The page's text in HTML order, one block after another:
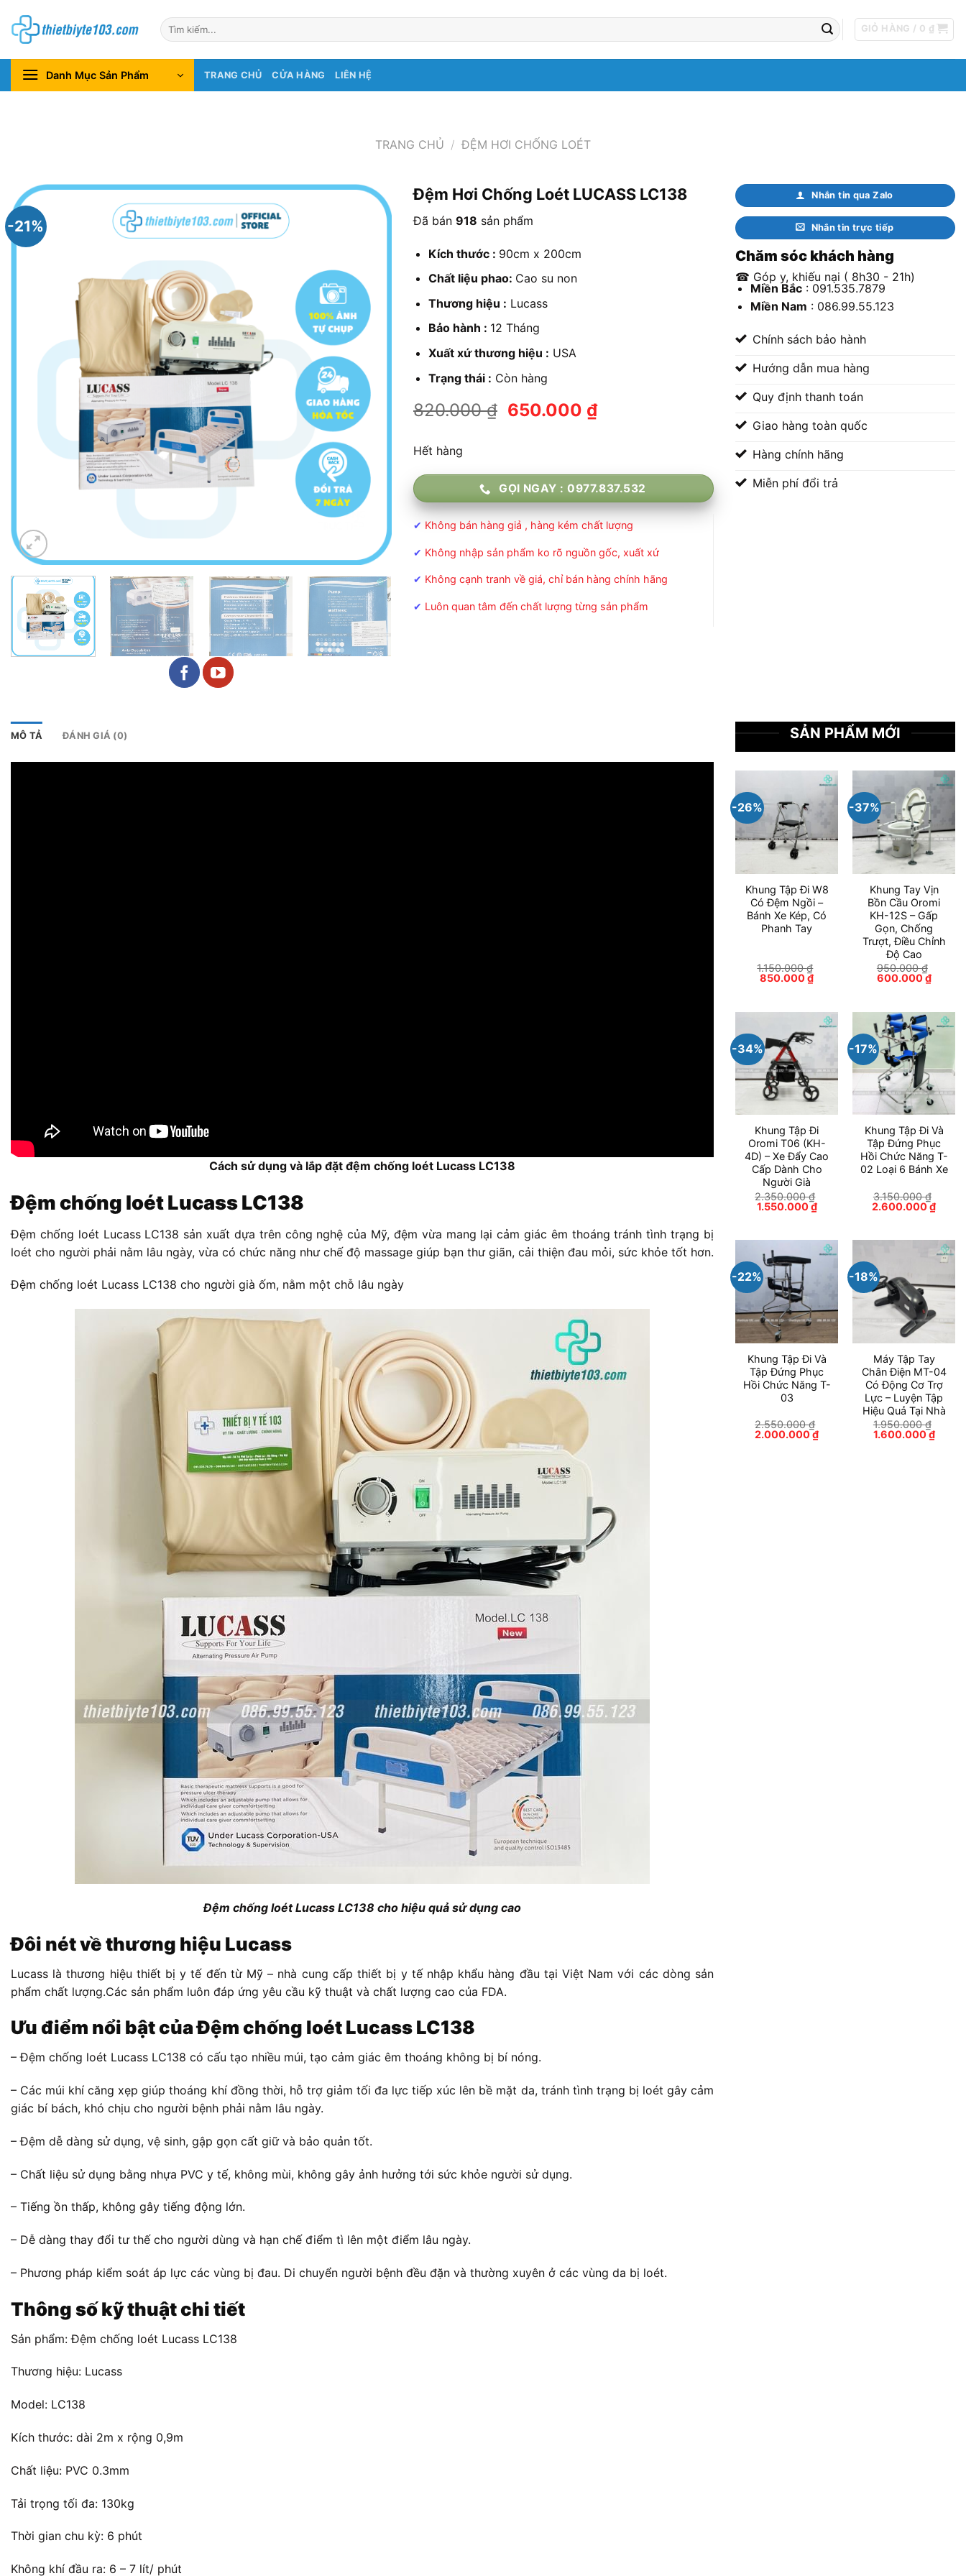
đến
dung
Tìm
kiếm:
GIỎ HÀNG / 0 ₫
Danh Mục Sản Phẩm TRANG CHỦ CỬA HÀNG LIÊN HỆ
TRANG CHỦ / ĐỆM HƠI CHỐNG LOÉT
-21%
Đệm Hơi Chống Loét LUCASS LC138
Đã bán 918 sản phẩm
Kích thước : 90cm x 200cm
Chất liệu phao: Cao su non
Thương hiệu : Lucass
Bảo hành : 12 Tháng
Xuất xứ thương hiệu : USA
Trạng thái : Còn hàng
820.000₫ Giá
650.000 ₫Giá
650.000 ₫.
Hết hàng
GỌI NGAY : 0977.837.532
✔ Không bán hàng giả , hàng kém chất lượng
✔ Không nhập sản phẩm ko rõ nguồn gốc, xuất xứ
✔ Không cạnh tranh về giá, chỉ bán hàng chính hãng
✔ Luôn quan tâm đến chất lượng từng sản phẩm
Nhắn tin qua Zalo
Nhắn tin trực tiếp
Chăm sóc khách hàng
☎ Góp y, khiếu nại ( 8h30 - 21h)
Miền Bắc: 091.535.7879
Miền Nam : 086.99.55.123
Chính sách bảo hành
Hướng dẫn mua hàng
Quy định thanh toán
Giao hàng toàn quốc
Hàng chính hãng
Miễn phí đổi trả
MÔ TẢ ĐÁNH GIÁ (0)
Cách sử dụng và lắp đặt đệm chống loét Lucass LC138
Đệm chống loét Lucass LC138
Đệm chống loét Lucass LC138 sản xuất dựa trên công nghệ của Mỹ, đệm vừa mang lại cảm giác êm thoáng tránh tình trạng bị
loét cho người phải nằm lâu ngày, vừa có chức năng như chế độ massage giúp bạn thư giãn, cải thiện đau mỏi, sức khỏe tốt hơn.
Đệm chống loét Lucass LC138 cho người già ốm, nằm một chỗ lâu ngày
Đệm chống loét Lucass LC138 cho hiệu quả sử dụng cao
Đôi nét về thương hiệu Lucass
Lucass là thương hiệu thiết bị y tế đến từ Mỹ – nhà cung cấp thiết bị y tế nhập khẩu hàng đầu tại Việt Nam với các dòng sản
phẩm chất lượng.Các sản phẩm luôn đáp ứng yêu cầu kỹ thuật và chất lượng cao của FDA.
Ưu điểm nổi bật của Đệm chống loét Lucass LC138
– Đệm chống loét Lucass LC138 có cấu tạo nhiều múi, tạo cảm giác êm thoáng không bị bí nóng.
– Các múi khí căng xẹp giúp thoáng khí đồng thời, hỗ trợ giảm tối đa lực tiếp xúc lên bề mặt da, tránh tình trạng bị loét gây cảm
giác bí bách, khó chịu cho người bệnh phải nằm lâu ngày.
– Đệm dễ dàng sử dụng, vệ sinh, gập gọn cất giữ và bảo quản tốt.
– Chất liệu sử dụng bằng nhựa PVC y tế, không mùi, không gây ảnh hưởng tới sức khỏe người sử dụng.
– Tiếng ồn thấp, không gây tiếng động lớn.
– Dễ dàng thay đổi tư thế cho người dùng và hạn chế điểm tì lên một điểm lâu ngày.
– Phương pháp kiểm soát áp lực các vùng bị đau. Di chuyển người bệnh đều đặn và thường xuyên ở các vùng da bị loét.
Thông số kỹ thuật chi tiết
Sản phẩm: Đệm chống loét Lucass LC138
Thương hiệu: Lucass
Model: LC138
Kích thước: dài 2m x rộng 0,9m
Chất liệu: PVC 0.3mm
Tải trọng tối đa: 130kg
Thời gian chu kỳ: 6 phút
Không khí đầu ra: 6 – 7 lít/ phút
SẢN PHẨM MỚI
-26%
Khung Tập Đi W8
Có Đệm Ngồi –
Bánh Xe Kép, Có
Phanh Tay
1.150.000₫
Giá
850.000₫Giá
850.000 ₫.
-37%
Khung Tay Vịn
Bồn Cầu Oromi
KH-12S – Gấp
Gọn, Chống
Trượt, Điều Chỉnh
Độ Cao
950.000₫
Giá
600.000₫Giá
hiện
-34%
Khung Tập Đi
Oromi T06 (KH-
4D) – Xe Đẩy Cao
Cấp Dành Cho
Người Già
2.350.000₫
Giá
1.550.000₫Giá
hiện
1.550.000 ₫.
-17%
Khung Tập Đi Và
Tập Đứng Phục
Hồi Chức Năng T-
02 Loại 6 Bánh Xe
3.150.000₫
Giá
2.600.000₫Giá
-22%
Khung Tập Đi Và
Tập Đứng Phục
Hồi Chức Năng T-
03
2.550.000₫
Giá
2.000.000₫Giá
-18%
Máy Tập Tay
Chân Điện MT-04
Có Động Cơ Trợ
Lực – Luyện Tập
Hiệu Quả Tại Nhà
1.950.000₫
Giá
1.600.000₫Giá
hiện